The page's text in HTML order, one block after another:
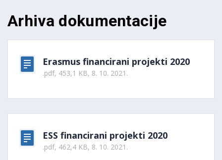
Arhiva dokumentacije
Erasmus financirani projekti 2020
.pdf, 453,1 KB, 8. 10. 2021.
ESS financirani projekti 2020
.pdf, 462,4 KB, 8. 10. 2021.